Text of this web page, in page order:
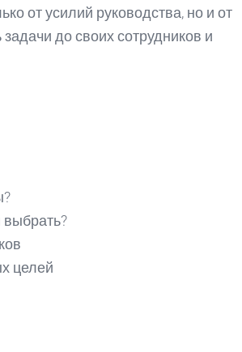
от усилий руководства, но и от
до своих сотрудников и
выбрать?
целей